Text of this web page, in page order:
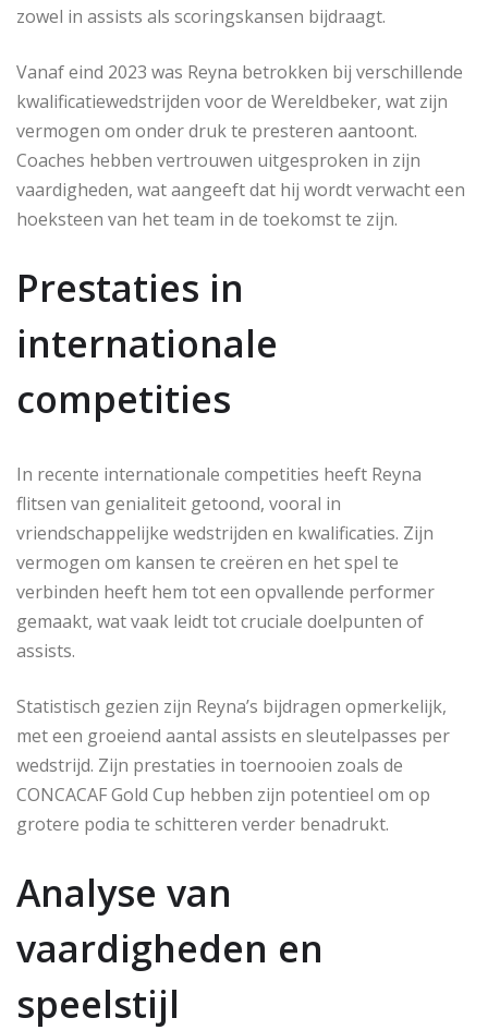
zowel in assists als scoringskansen bijdraagt.
Vanaf eind 2023 was Reyna betrokken bij verschillende
kwalificatiewedstrijden voor de Wereldbeker, wat zijn
vermogen om onder druk te presteren aantoont.
Coaches hebben vertrouwen uitgesproken in zijn
vaardigheden, wat aangeeft dat hij wordt verwacht een
hoeksteen van het team in de toekomst te zijn.
Prestaties in
internationale
competities
In recente internationale competities heeft Reyna
flitsen van genialiteit getoond, vooral in
vriendschappelijke wedstrijden en kwalificaties. Zijn
vermogen om kansen te creëren en het spel te
verbinden heeft hem tot een opvallende performer
gemaakt, wat vaak leidt tot cruciale doelpunten of
assists.
Statistisch gezien zijn Reyna’s bijdragen opmerkelijk,
met een groeiend aantal assists en sleutelpasses per
wedstrijd. Zijn prestaties in toernooien zoals de
CONCACAF Gold Cup hebben zijn potentieel om op
grotere podia te schitteren verder benadrukt.
Analyse van
vaardigheden en
speelstijl